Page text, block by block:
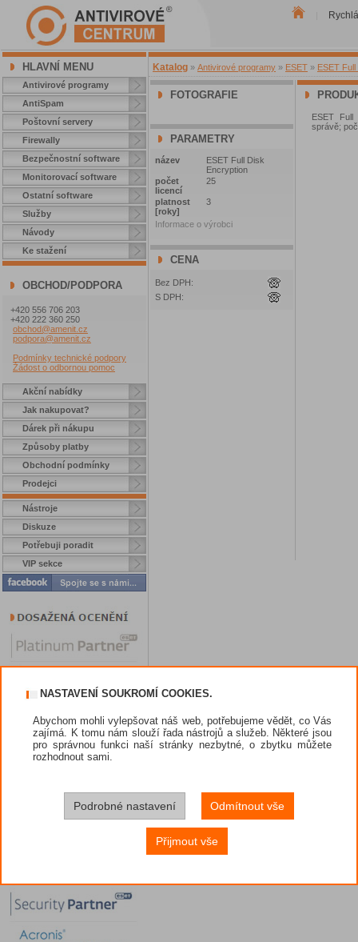
HLAVNÍ MENU
Antivirové programy
AntiSpam
Poštovní servery
Firewally
Bezpečnostní software
Monitorovací software
Ostatní software
Služby
Návody
Ke stažení
OBCHOD/PODPORA
+420 556 706 203
+420 222 360 250
obchod@amenit.cz
podpora@amenit.cz
Podmínky technické podpory
Žádost o odbornou pomoc
Akční nabídky
Jak nakupovat?
Dárek při nákupu
Způsoby platby
Obchodní podmínky
Prodejci
Nástroje
Diskuze
Potřebuji poradit
VIP sekce
Katalog » Antivirové programy » ESET » ESET
FOTOGRAFIE
PARAMETRY
název
ESET Full Disk
Encryption
počet
licencí
25
platnost
[roky]
3
Informace o výrobci
CENA
Bez DPH:
S DPH:
ESET
správě;
NASTAVENÍ SOUKROMÍ COOKIES.
Abychom mohli vylepšovat náš web, potřebujeme vědět, co Vás
zajímá. K tomu nám slouží řada nástrojů a služeb. Některé jsou
pro správnou funkci naší stránky nezbytné, o zbytku můžete
rozhodnout sami.
Podrobné nastavení Odmítnout vše
Přijmout vše